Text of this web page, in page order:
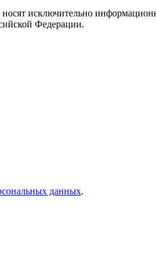
исключительно
Федерации.
данных.